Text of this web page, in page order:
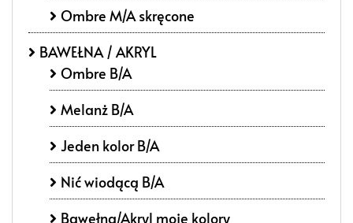
Ombre M/A skręcone
BAWEŁNA / AKRYL
Ombre B/A
Melanż B/A
Jeden kolor B/A
Nić wiodącą B/A
Bawełna/Akryl moje kolory